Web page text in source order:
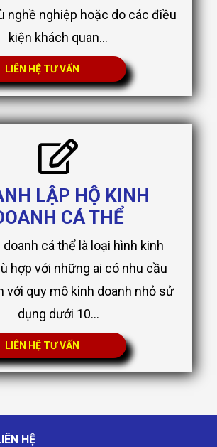
nghề nghiệp hoặc do các điều
kiện khách quan...
LIÊN HỆ TƯ VẤN
LẬP HỘ KINH
CÁ THỂ
doanh cá thể là loại hình kinh
hợp với những ai có nhu cầu
với quy mô kinh doanh nhỏ sử
dụng dưới 10...
LIÊN HỆ TƯ VẤN
HỆ